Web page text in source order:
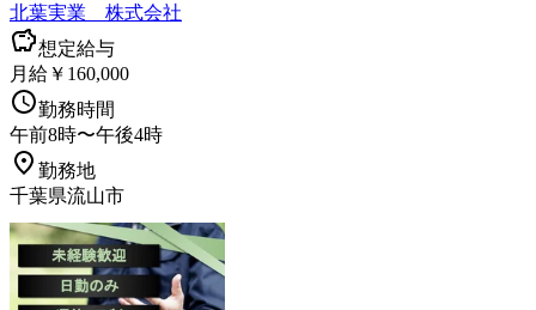
北葉実業 株式会社
想定給与
月給￥160,000
勤務時間
午前8時〜午後4時
勤務地
千葉県流山市